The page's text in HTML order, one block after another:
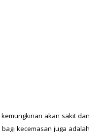
akan sakit dan
kecemasan juga adalah